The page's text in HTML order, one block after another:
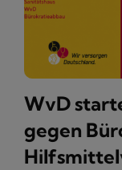
WvD
gegen